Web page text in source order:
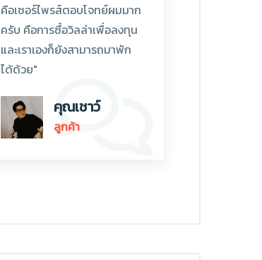
คือเซอร์ไพรส์ตอบโจทย์ผมมาก
ครับ คือการซื้อวิลล่าเพื่อลงทุน
และเราเองก็ยังสามารถมาพัก
ได้ด้วย"
คุณเชาว์
ลูกค้า